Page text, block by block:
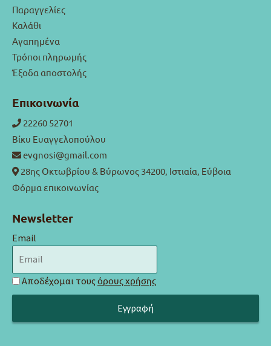
Παραγγελίες
Καλάθι
Αγαπημένα
Τρόποι πληρωμής
Έξοδα αποστολής
Επικοινωνία
22260 52701
Βίκυ Ευαγγελοπούλου
evgnosi@gmail.com
28ης Οκτωβρίου & Βύρωνος 34200, Ιστιαία, Εύβοια
Φόρμα επικοινωνίας
Newsletter
Email
Αποδέχομαι τους όρους χρήσης